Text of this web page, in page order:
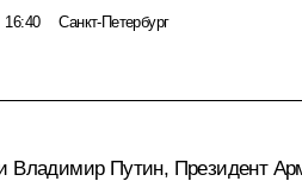
16:40 Санкт-Петербург
Владимир Путин, Президент